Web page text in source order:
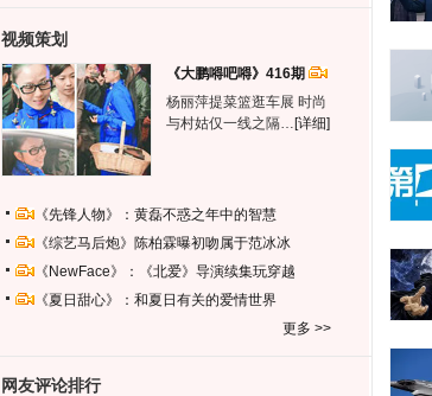
视频策划
《大鹏嘚吧嘚》416期
杨丽萍提菜篮逛车展 时尚
与村姑仅一线之隔… [详细]
《先锋人物》：黄磊不惑之年中的智慧
《综艺马后炮》陈柏霖曝初吻属于范冰冰
《NewFace》：《北爱》导演续集玩穿越
《夏日甜心》：和夏日有关的爱情世界
更多 >>
网友评论排行